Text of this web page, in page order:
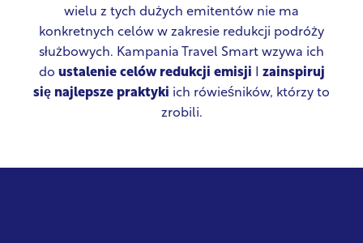
wielu z tych dużych emitentów nie ma
konkretnych celów w zakresie redukcji podróży
służbowych. Kampania Travel Smart wzywa ich
do ustalenie celów redukcji emisji
zainspiruj
się najlepsze praktyki ich rówieśników, którzy to
zrobili.